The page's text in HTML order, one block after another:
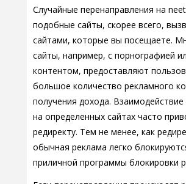
Случайные перенаправления на
подобные сайты, скорее всего,
сайтами, которые вы посещаете.
сайты, например, с порнографией
контентом, предоставляют
большое количество рекламного
получения дохода.
на определенных сайтах часто
редиректу. Тем не менее, как
обычная реклама легко
приличной программы блокировки